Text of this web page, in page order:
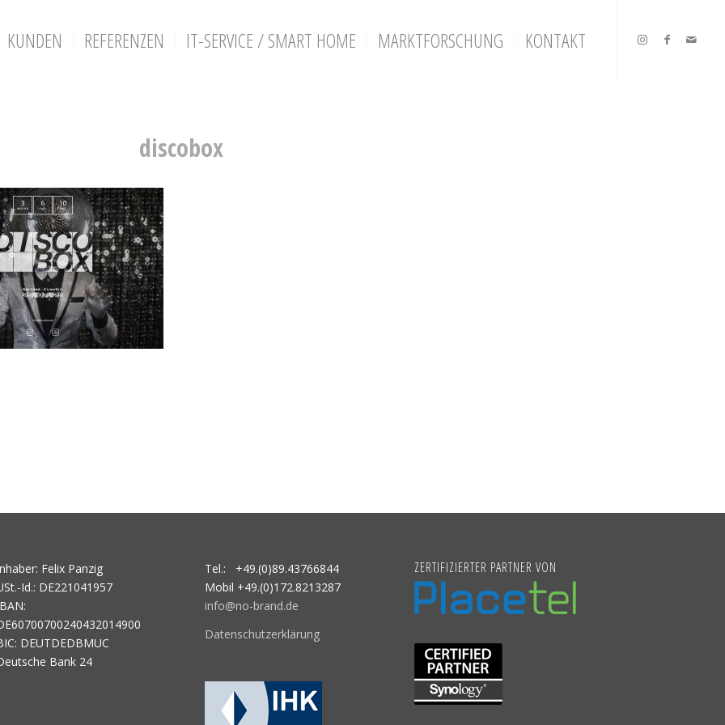
KUNDEN REFERENZEN IT-SERVICE / SMART HOME MARKTFORSCHUNG KONTAKT
discobox
Felix Panzig
Id.: DE221041957
DEUTDEDBMUC
Bank 24
Tel.: +49.(0)89.43766844
Mobil +49.(0)172.8213287
info@no-brand.de
Datenschutzerklärung
ZERTIFIZIERTER PARTNER VON